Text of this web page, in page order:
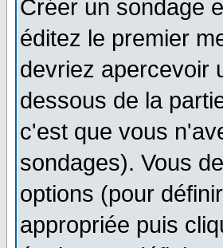
Créer un sondage
éditez le premier
devriez apercevoir
dessous de la
c'est que vous
sondages). Vous
options (pour
appropriée puis